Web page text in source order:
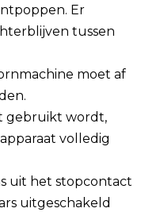
Er
tussen
moet af
gebruikt wordt,
volledig
uit het stopcontact
uitgeschakeld